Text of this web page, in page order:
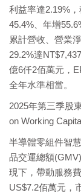
利益率達2.19%
45.4%、年增
累計營收、營業
29.2%達
億6仟2佰萬元，
全年水準相當。
2025年第三季股
on Working
半導體零組件智
品交運總額
現下，帶動服務
US$7.2佰萬元，